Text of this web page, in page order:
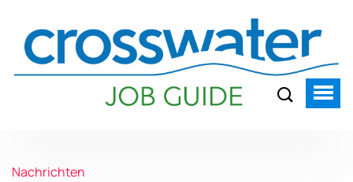
Nachrichten